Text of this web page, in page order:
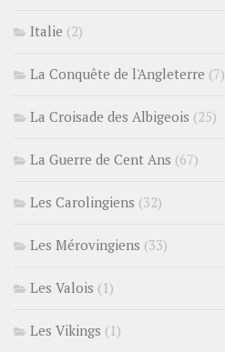
Italie (2)
La Conquête de l'Angleterre (7)
La Croisade des Albigeois (25)
La Guerre de Cent Ans (67)
Les Carolingiens (32)
Les Mérovingiens (33)
Les Valois (1)
Les Vikings (1)